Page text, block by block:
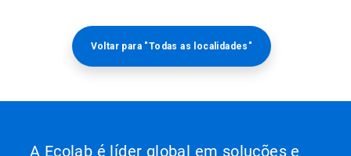
Voltar para "Todas as localidades"
A Ecolab é líder global em soluções e